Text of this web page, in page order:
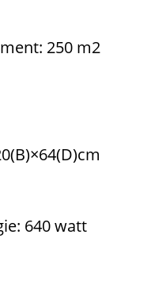
250 m2
640 watt